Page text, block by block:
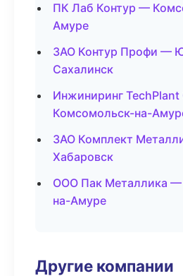
ПК Лаб Контур —
Амуре
ЗАО Контур Профи —
Сахалинск
Инжиниринг
Комсомольск-на-
ЗАО Комплект
Хабаровск
ООО Пак Металлика
на-Амуре
Другие компании